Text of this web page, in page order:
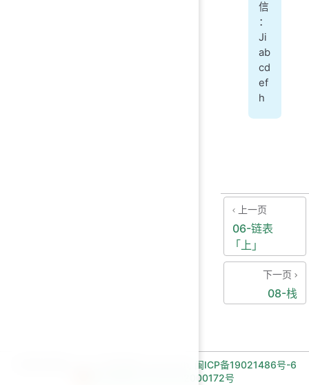
信
：
Ji
ab
cd
ef
h
上一页
06-链表
「上」
下一页
08-栈
闽ICP备19021486号-6
闽公网安备 35030502000172号